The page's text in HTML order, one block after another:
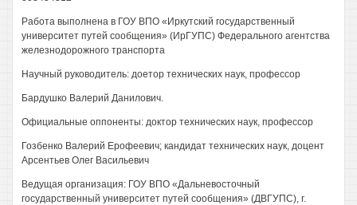
Работа выполнена в ГОУ ВПО «Иркутский государственный
университет путей сообщения» (ИрГУПС) Федерального агентства
железнодорожного транспорта
Научный руководитель: доетор технических наук, профессор
Бардушко Валерий Данилович.
Официальные оппоненты: доктор технических наук, профессор
Гозбенко Валерий Ерофеевич; кандидат технических наук, доцент
Арсентьев Олег Васильевич
Ведущая организация: ГОУ ВПО «Дальневосточный
государственный университет путей сообщения» (ДВГУПС), г.